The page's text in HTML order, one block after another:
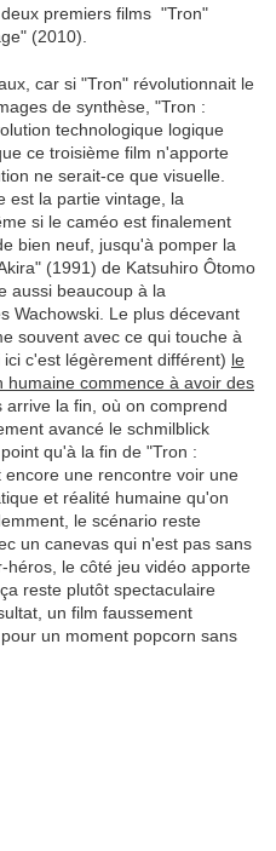
premiers films "Tron"
(2010).
car si "Tron" révolutionnait le
de synthèse, "Tron :
technologique logique
ce troisième film n'apporte
ne serait-ce que visuelle.
est la partie vintage, la
si le caméo est finalement
bien neuf, jusqu'à pomper la
(1991) de Katsuhiro Ôtomo
aussi beaucoup à la
Wachowski. Le plus décevant
souvent avec ce qui touche à
c'est légèrement différent) le
commence à avoir des
arrive la fin, où on comprend
avancé le schmilblick
qu'à la fin de "Tron :
une rencontre voir une
et réalité humaine qu'on
le scénario reste
un canevas qui n'est pas sans
héros, le côté jeu vidéo apporte
reste plutôt spectaculaire
un film faussement
un moment popcorn sans